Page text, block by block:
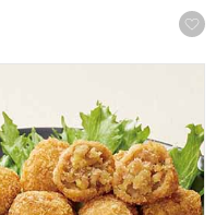
ット(L5907)【サクワ】